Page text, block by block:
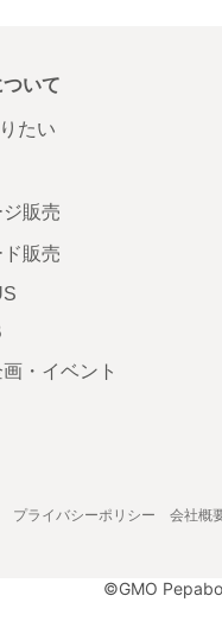
いて
たい
販売
販売
・イベント
プライバシーポリシー 会社概
©GMO